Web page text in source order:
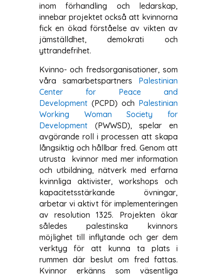
inom förhandling och ledarskap,
innebar projektet också att kvinnorna
fick en ökad förståelse av vikten av
jämställdhet, demokrati och
yttrandefrihet.
Kvinno- och fredsorganisationer, som
våra samarbetspartners
Palestinian
Center for Peace and
Development (PCPD) och Palestinian
Working Woman Society for
Development
(PWWSD), spelar en
avgörande roll i processen att skapa
långsiktig och hållbar fred. Genom att
utrusta kvinnor med mer information
och utbildning, nätverk med erfarna
kvinnliga aktivister, workshops och
kapacitetsstärkande övningar,
arbetar vi aktivt för implementeringen
av resolution 1325. Projekten ökar
således palestinska kvinnors
möjlighet till inflytande och ger dem
verktyg för att kunna ta plats i
rummen där beslut om fred fattas.
Kvinnor erkänns som väsentliga